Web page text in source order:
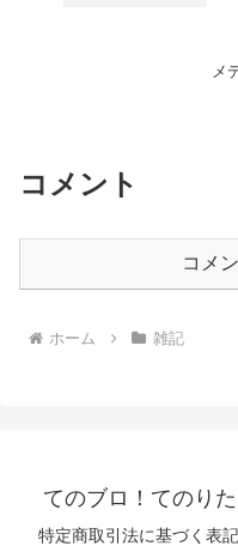
メ
コメント
コメ
ホーム 雑記
てのブロ！てのり
特定商取引法に基づく表記